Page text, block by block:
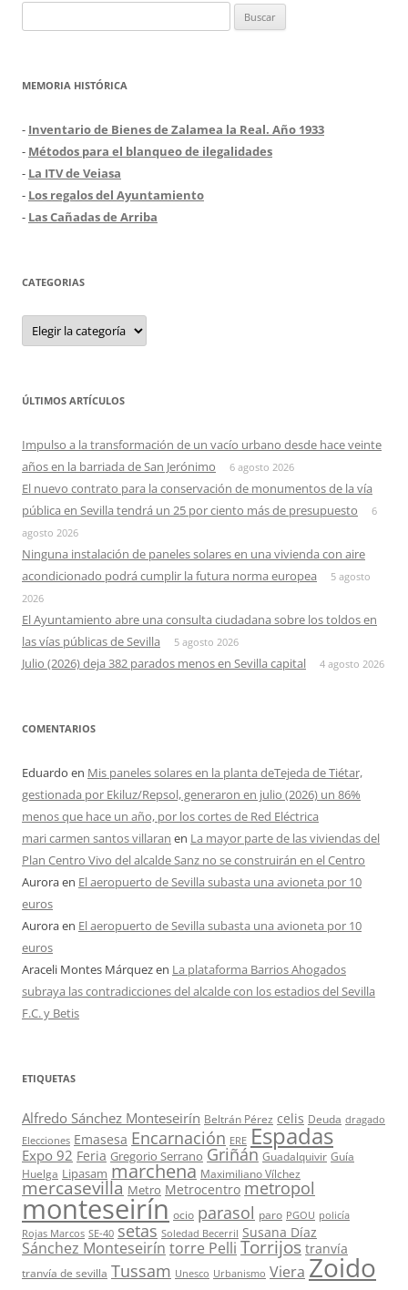
MEMORIA HISTÓRICA
- Inventario de Bienes de Zalamea la Real. Año 1933
- Métodos para el blanqueo de ilegalidades
- La ITV de Veiasa
- Los regalos del Ayuntamiento
- Las Cañadas de Arriba
CATEGORIAS
Categorias
ÚLTIMOS ARTÍCULOS
Impulso a la transformación de un vacío urbano desde hace veinte
años en la barriada de San Jerónimo
6 agosto 2026
El nuevo contrato para la conservación de monumentos de la vía
pública en Sevilla tendrá un 25 por ciento más de presupuesto
6
agosto 2026
Ninguna instalación de paneles solares en una vivienda con aire
acondicionado podrá cumplir la futura norma europea
5 agosto
2026
El Ayuntamiento abre una consulta ciudadana sobre los toldos en
las vías públicas de Sevilla
5 agosto 2026
Julio (2026) deja 382 parados menos en Sevilla capital 4 agosto 2026
COMENTARIOS
Eduardo en Mis paneles solares en la planta deTejeda de Tiétar,
gestionada por Ekiluz/Repsol, generaron en julio (2026) un 86%
menos que hace un año, por los cortes de Red Eléctrica
mari carmen santos villaran en La mayor parte de las viviendas del
Plan Centro Vivo del alcalde Sanz no se construirán en el Centro
Auroraen El aeropuerto de Sevilla subasta una avioneta por 10
euros
Auroraen El aeropuerto de Sevilla subasta una avioneta por 10
euros
Araceli Montes Márquezen La plataforma Barrios Ahogados
subraya las contradicciones del alcalde con los estadios del Sevilla
F.C. y Betis
ETIQUETAS
Alfredo Sánchez Monteseirín Beltrán Pérez celis Deuda dragado
Elecciones Emasesa Encarnación ERE Espadas
Expo 92 Feria Gregorio Serrano Griñán Guadalquivir Guía
Huelga Lipasam marchena Maximiliano Vílchez
mercasevilla Metro Metrocentro metropol
monteseirín ocio parasol paro PGOU policía
Rojas Marcos SE-40 setas Soledad Becerril Susana Díaz
Sánchez Monteseirín torre Pelli Torrijos tranvía
tranvía de sevilla Tussam Unesco Urbanismo Viera Zoido